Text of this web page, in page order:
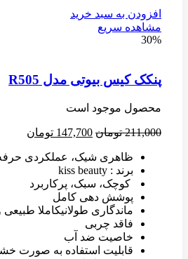
افزودن به سبد خرید
مشاهده سریع
30%
پنکک کیس بیوتی مدل R505
محصول موجود است
211,000 تومان 147,700 تومان
ظاهری شیک، عملکردی
برند : kiss beauty
کوچک، سبک، پرکاربرد
پوشش دهی کامل
ماندگاری طولانیکاملا طبیعی و
فاقد چربی
خاصیت ضد آب
قابلیت استفاده به صورت